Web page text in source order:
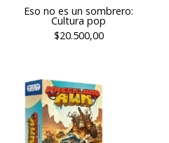
Eso no es un sombrero:
Cultura pop
$20.500,00